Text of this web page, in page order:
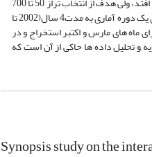
هکتوپاسکال، مقایسه نتایج در لایه های مختلف جوی و تعیین اعتبار مطالعه مورد نظر بوده است. در راستای انجام این پژوهش، داده های ازن برای یک دوره آماری به مدت4 سال(2002 تا
ماه های مارس و اکتبر استخراج و در
و تحلیل داده ها حاکی از آن است که
Synopsis study on the